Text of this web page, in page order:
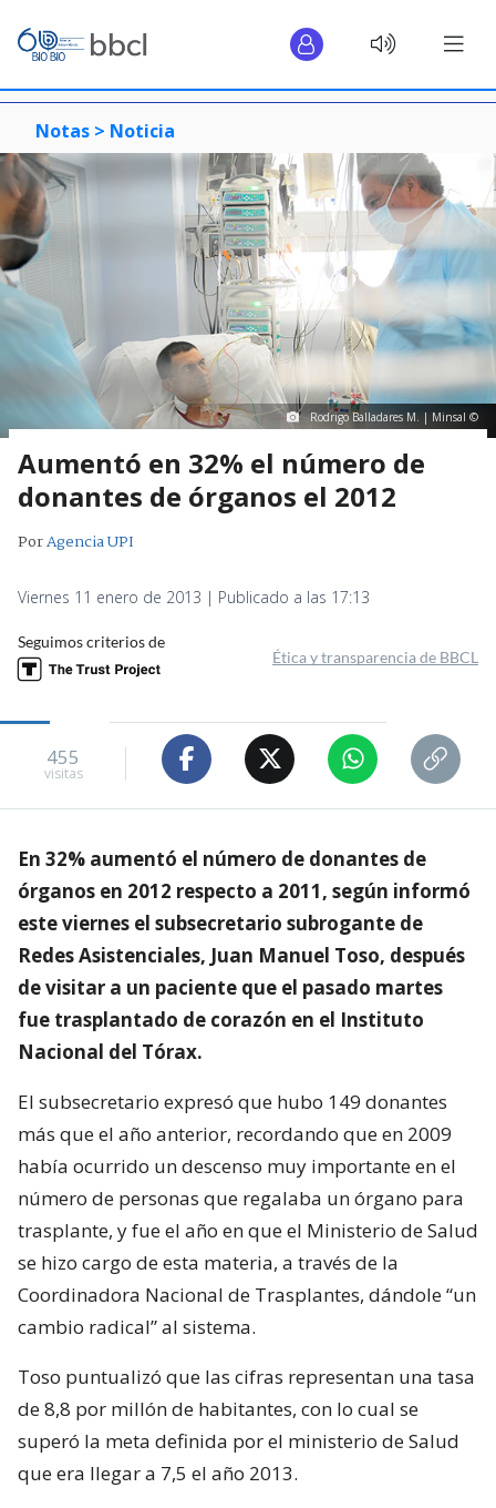
Notas > Noticia
Rodrigo Balladares M. | Minsal ©
Aumentó en 32% el número de
donantes de órganos el 2012
PorAgencia UPI
Viernes 11 enero de 2013 | Publicado a las 17:13
Seguimos criterios de
Ética y transparencia de BBCL
455
visitas
En 32% aumentó el número de donantes de
órganos en 2012 respecto a 2011, según informó
este viernes el subsecretario subrogante de
Redes Asistenciales, Juan Manuel Toso, después
de visitar a un paciente que el pasado martes
fue trasplantado de corazón en el Instituto
Nacional del Tórax.
El subsecretario expresó que hubo 149 donantes
más que el año anterior, recordando que en 2009
había ocurrido un descenso muy importante en el
número de personas que regalaba un órgano para
trasplante, y fue el año en que el Ministerio de Salud
se hizo cargo de esta materia, a través de la
Coordinadora Nacional de Trasplantes, dándole “un
cambio radical” al sistema.
Toso puntualizó que las cifras representan una tasa
de 8,8 por millón de habitantes, con lo cual se
superó la meta definida por el ministerio de Salud
que era llegar a 7,5 el año 2013.